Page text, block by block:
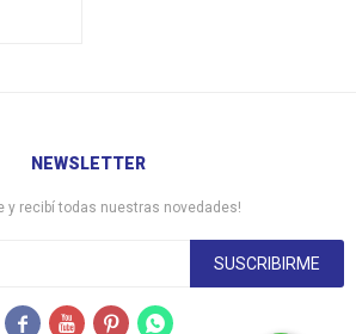
NEWSLETTER
y recibí todas nuestras novedades!
SUSCRIBIRME
   